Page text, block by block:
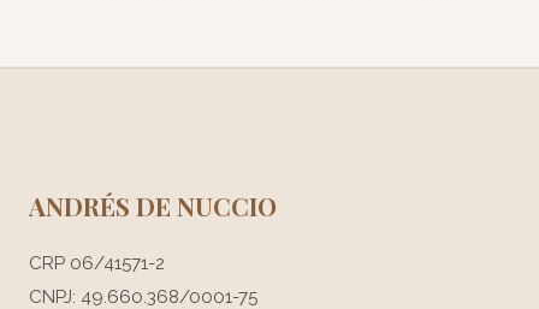
ANDRÉS DE NUCCIO
CRP 06/41571-2
CNPJ: 49.660.368/0001-75